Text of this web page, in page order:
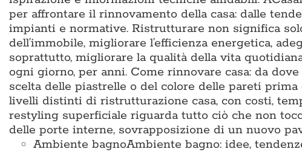
per affrontare il rinnovamento della casa: dalle
impianti e normative. Ristrutturare non significa
dell’immobile, migliorare l’efficienza energetica,
soprattutto, migliorare la qualità della vita
ogni giorno, per anni. Come rinnovare casa: da
scelta delle piastrelle o del colore delle pareti
livelli distinti di ristrutturazione casa, con costi,
restyling superficiale riguarda tutto ciò che non
delle porte interne, sovrapposizione di un nuovo
Ambiente bagnoAmbiente bagno: idee,